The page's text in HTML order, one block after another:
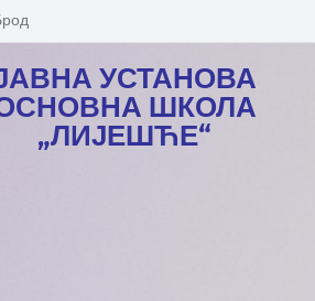
УСТАНОВА
ШКОЛА
„ЛИЈЕШЋЕ“